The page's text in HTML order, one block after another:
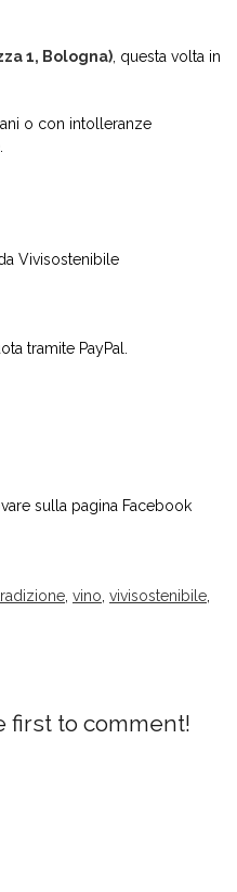
1, Bologna) , questa volta in
o con intolleranze
Vivisostenibile
tramite PayPal.
sulla pagina Facebook
vino vivisostenibile
first to comment!